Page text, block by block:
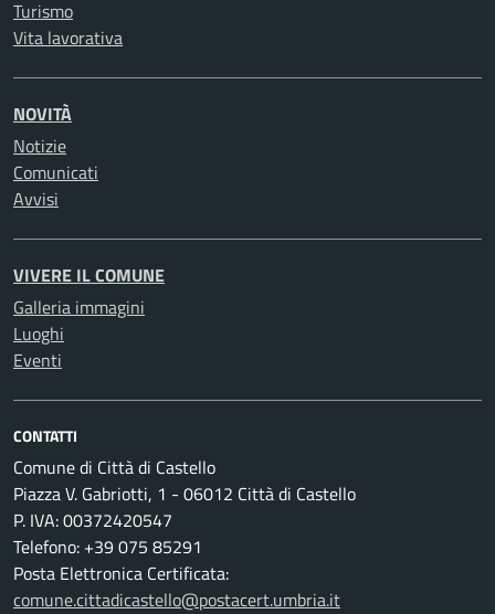
Turismo
Vita lavorativa
NOVITÀ
Notizie
Comunicati
Avvisi
VIVERE IL COMUNE
Galleria immagini
Luoghi
Eventi
CONTATTI
Comune di Città di Castello
Piazza V. Gabriotti, 1 - 06012 Città di Castello
P. IVA: 00372420547
Telefono: +39 075 85291
Posta Elettronica Certificata:
comune.cittadicastello@postacert.umbria.it